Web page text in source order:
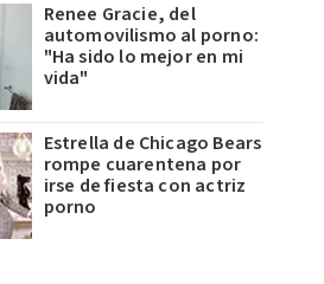
Renee Gracie, del
automovilismo al porno:
"Ha sido lo mejor en mi
vida"
Estrella de Chicago Bears
rompe cuarentena por
irse de fiesta con actriz
porno